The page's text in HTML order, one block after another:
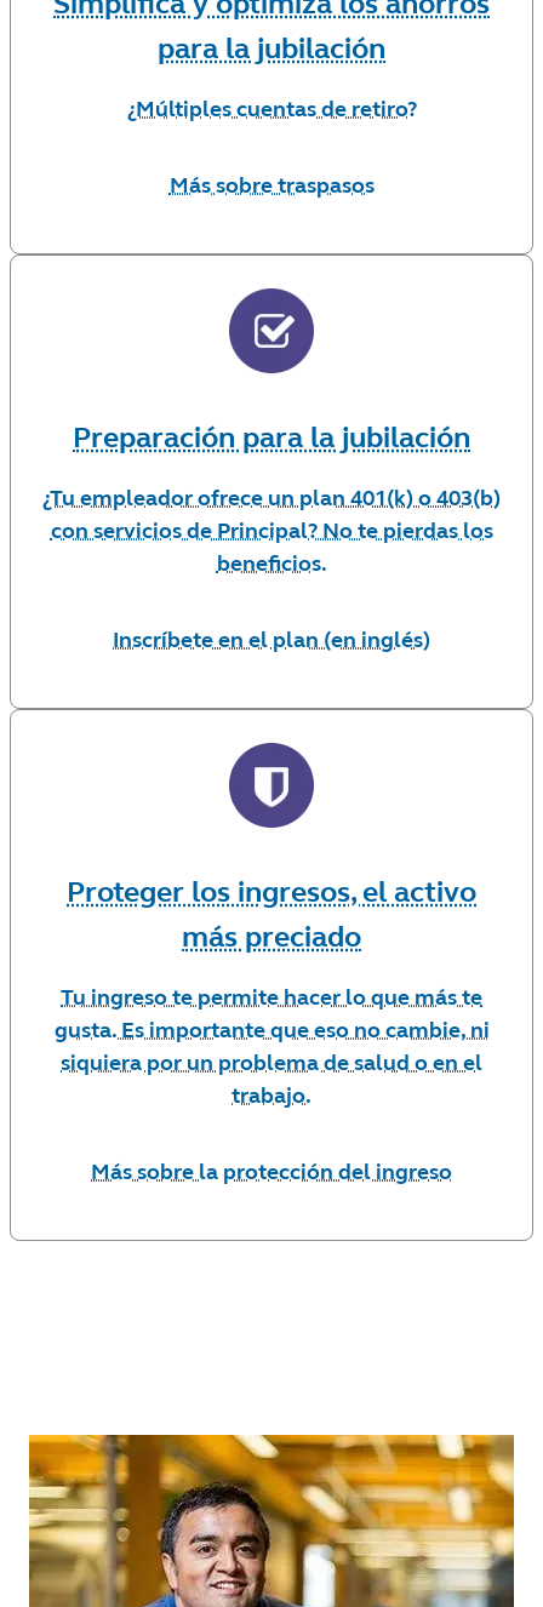
para la jubilación
¿Múltiples cuentas de retiro?
Más sobre traspasos
Preparación para la jubilación
¿Tu empleador ofrece un plan 401(k) o 403(b)
con servicios de Principal? No te pierdas los
beneficios.
Inscríbete en el plan (en inglés)
Proteger los ingresos, el activo
más preciado
Tu ingreso te permite hacer lo que más te
gusta. Es importante que eso no cambie, ni
siquiera por un problema de salud o en el
trabajo.
Más sobre la protección del ingreso